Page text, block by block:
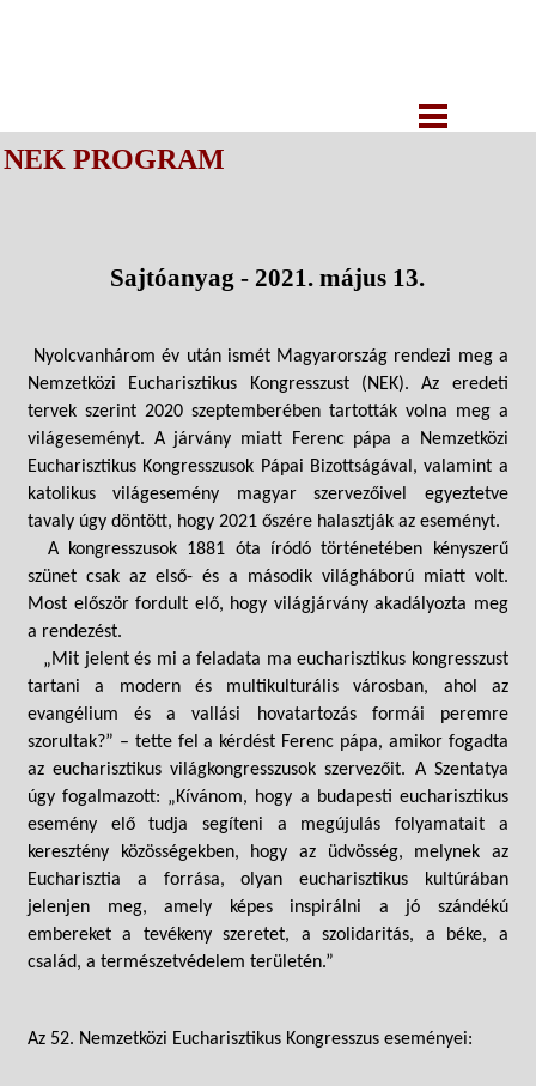
NEK PROGRAM
Sajtóanyag - 2021. május 13.
Nyolcvanhárom év után ismét Magyarország rendezi meg a
Nemzetközi Eucharisztikus Kongresszust (NEK). Az eredeti
tervek szerint 2020 szeptemberében tartották volna meg a
világeseményt. A járvány miatt Ferenc pápa a Nemzetközi
Eucharisztikus Kongresszusok Pápai Bizottságával, valamint a
katolikus világesemény magyar szervezőivel egyeztetve
tavaly úgy döntött, hogy 2021 őszére halasztják az eseményt.
A kongresszusok 1881 óta íródó történetében kényszerű
szünet csak az első- és a második világháború miatt volt.
Most először fordult elő, hogy világjárvány akadályozta meg
a rendezést.
„Mit jelent és mi a feladata ma eucharisztikus kongresszust
tartani a modern és multikulturális városban, ahol az
evangélium és a vallási hovatartozás formái peremre
szorultak?” – tette fel a kérdést Ferenc pápa, amikor fogadta
az eucharisztikus világkongresszusok szervezőit. A Szentatya
úgy fogalmazott: „Kívánom, hogy a budapesti eucharisztikus
esemény elő tudja segíteni a megújulás folyamatait a
keresztény közösségekben, hogy az üdvösség, melynek az
Eucharisztia a forrása, olyan eucharisztikus kultúrában
jelenjen meg, amely képes inspirálni a jó szándékú
embereket a tevékeny szeretet, a szolidaritás, a béke, a
család, a természetvédelem területén.”
Az 52. Nemzetközi Eucharisztikus Kongresszus eseményei: